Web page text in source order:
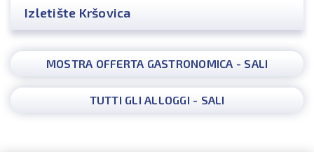
Izletište Kršovica
MOSTRA OFFERTA GASTRONOMICA - SALI
TUTTI GLI ALLOGGI - SALI